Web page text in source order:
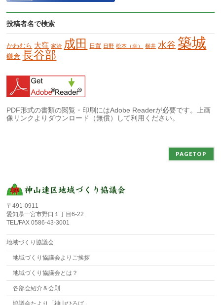
投稿者名で検索
かわむら 大窪 家治 成田 日置 日野 松本（幸） 横井 水谷 築城
鎌倉 長谷部
PDF形式の書類の閲覧・印刷にはAdobe Readerが必要です。上画
像リンクよりダウンロード（無償）して利用ください。
PAGETOP
〒491-0911
愛知県一宮市野口１丁目6-22
TEL/FAX 0586-43-3001
地域づくり協議会
地域づくり協議会よりご挨拶
地域づくり協議会とは？
各部会紹介＆会則
協議会たより「神山ひろば」